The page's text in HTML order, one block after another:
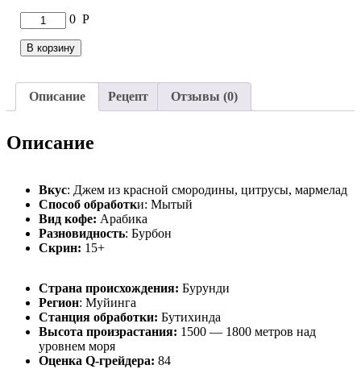
Количество
товара
Кофе
0 Р
В корзину
Описание Рецепт Отзывы (0)
Описание
Вкус: Джем из красной смородины, цитрусы, мармелад
Способ обработки: Мытый
Вид кофе: Арабика
Разновидность: Бурбон
Скрин: 15+
Страна происхождения: Бурунди
Регион: Муйинга
Станция обработки: Бутихинда
Высота произрастания: 1500 — 1800 метров над
уровнем моря
Оценка Q-грейдера: 84